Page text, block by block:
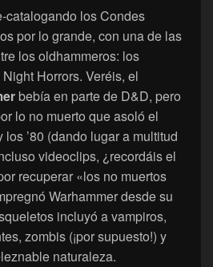
catalogando los Condes
por lo grande, con una de las
los oldhammeros: los
Horrors. Veréis, el
bebía en parte de D&D, pero
lo no muerto que asoló el
los ’80 (dando lugar a multitud
videoclips, ¿recordáis el
recuperar «los no muertos
Warhammer desde su
incluyó a vampiros,
zombis (¡por supuesto!) y
naturaleza.